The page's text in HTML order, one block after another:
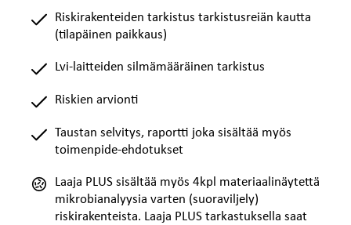
Riskirakenteiden tarkistus tarkistusreiän kautta
(tilapäinen paikkaus)
Lvi-laitteiden silmämääräinen tarkistus
Riskien arvionti
Taustan selvitys, raportti joka sisältää myös
toimenpide-ehdotukset
Laaja PLUS sisältää myös 4kpl materiaalinäytettä
mikrobianalyysia varten (suoraviljely)
riskirakenteista. Laaja PLUS tarkastuksella saat